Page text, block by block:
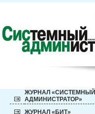
ЖУРНАЛ «СИСТЕМНЫЙ
АДМИНИСТРАТОР»
ЖУРНАЛ «БИТ»